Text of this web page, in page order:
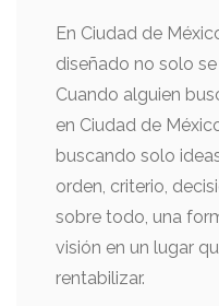
En Ciudad de
diseñado no solo
Cuando alguien
en Ciudad de
buscando solo
orden, criterio,
sobre todo, una
visión en un lugar
rentabilizar.